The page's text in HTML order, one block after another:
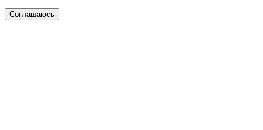
Соглашаюсь